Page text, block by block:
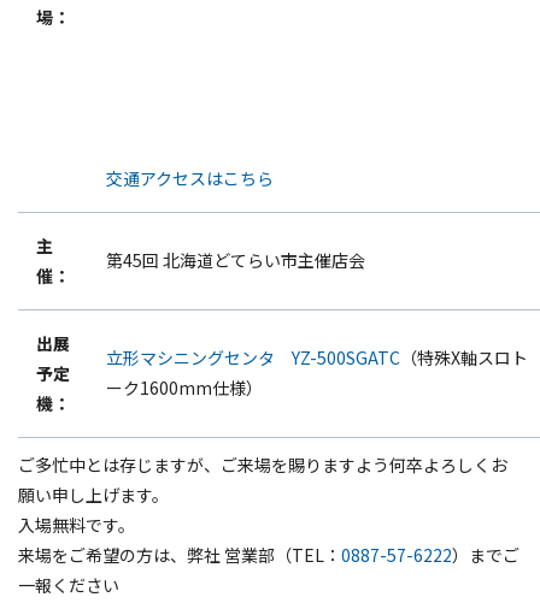
場：
交通アクセスはこちら
主
催：
第45回 北海道どてらい市主催店会
出展
予定
機：
立形マシニングセンタ YZ-500SGATC （特殊X軸スロト
ーク1600mm仕様）
ご多忙中とは存じますが、ご来場を賜りますよう何卒よろしくお
願い申し上げます。
入場無料です。
来場をご希望の方は、弊社 営業部（TEL： 0887-57-6222）までご
一報ください